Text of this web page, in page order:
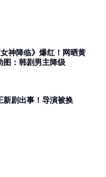
神降临》爆红！网晒黄
图：韩剧男主降级
新剧出事！导演被换